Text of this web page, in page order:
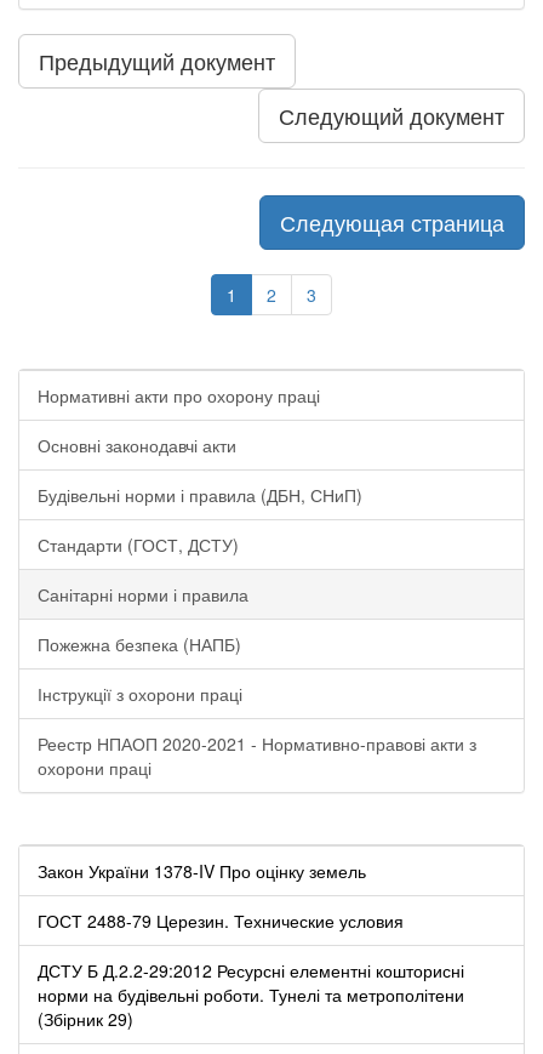
Предыдущий документ
Следующий документ
Следующая страница
1 2 3
Нормативні акти про охорону праці
Основні законодавчі акти
Будівельні норми і правила (ДБН, СНиП)
Стандарти (ГОСТ, ДСТУ)
Санітарні норми і правила
Пожежна безпека (НАПБ)
Інструкції з охорони праці
Реестр НПАОП 2020-2021 - Нормативно-правові акти з
охорони праці
Закон України 1378-IV Про оцінку земель
ГОСТ 2488-79 Церезин. Технические условия
ДСТУ Б Д.2.2-29:2012 Ресурсні елементні кошторисні
норми на будівельні роботи. Тунелі та метрополітени
(Збірник 29)